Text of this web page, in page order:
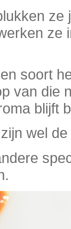
ze
soort
van die
blijft
wel